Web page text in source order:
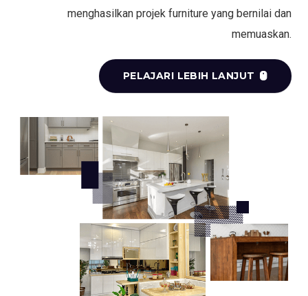
menghasilkan projek furniture yang bernilai dan
memuaskan.
PELAJARI LEBIH LANJUT